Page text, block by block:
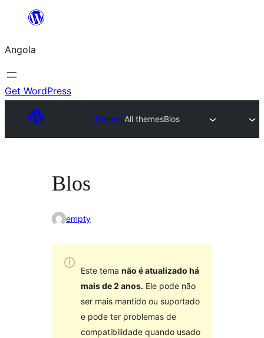
Saltar
o
conteúdo
Angola
Get WordPress
ThemesAll themesBlos
Blos
empty
Este tema não é atualizado há
mais de 2 anos. Ele pode não
ser mais mantido ou suportado
e pode ter problemas de
compatibilidade quando usado